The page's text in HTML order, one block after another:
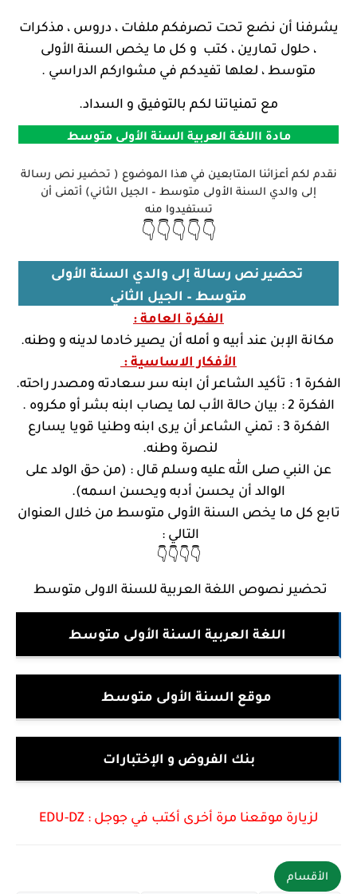
يشرفنا أن نضع تحت تصرفكم ملفات ، دروس ، مذكرات
، حلول تمارين ، كتب و كل ما يخص السنة الأولى
متوسط ، لعلها تفيدكم في مشواركم الدراسي .
مع تمنياتنا لكم بالتوفيق و السداد.
مادة االلغة العربية السنة الأولى متوسط
نقدم لكم أعزائنا المتابعين في هذا الموضوع ( تحضير نص رسالة
إلى والدي السنة الأولى متوسط – الجيل الثاني) أتمنى أن
تستفيدوا منه
👇👇👇👇👇
تحضير نص رسالة إلى والدي السنة الأولى
متوسط – الجيل الثاني
الفكرة العامة :
مكانة الإبن عند أبيه و أمله أن يصير خادما لدينه و وطنه.
الأفكار الاساسية :
الفكرة 1 : تأكيد الشاعر أن ابنه سر سعادته ومصدر راحته.
الفكرة 2 : بيان حالة الأب لما يصاب ابنه بشر أو مكروه .
الفكرة 3 : تمني الشاعر أن يرى ابنه وطنيا قويا يسارع
لنصرة وطنه.
عن النبي صلى الله عليه وسلم قال : (من حق الولد على
الوالد أن يحسن أدبه ويحسن اسمه).
تابع كل ما يخص السنة الأولى متوسط من خلال العنوان
التالي :
👇👇👇👇
تحضير نصوص اللغة العربية للسنة الاولى متوسط
اللغة العربية السنة الأولى متوسط
موقع السنة الأولى متوسط
بنك الفروض و الإختبارات
لزيارة موقعنا مرة أخرى أكتب في جوجل : EDU-DZ
الأقسام